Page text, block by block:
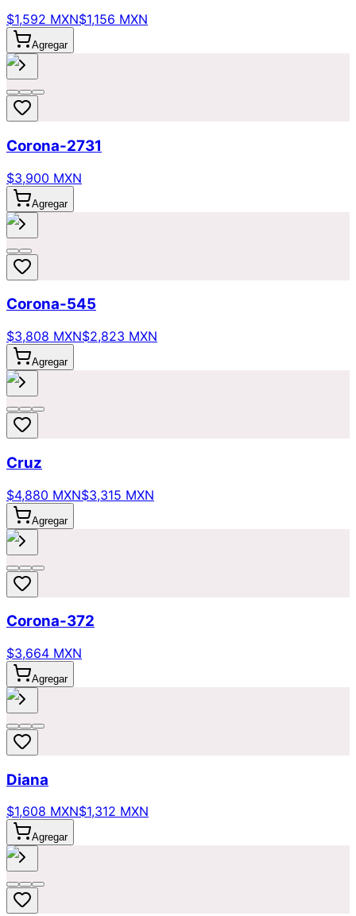
$1,592 MXN$1,156 MXN
Agregar
Corona-2731
$3,900 MXN
Agregar
Corona-545
$3,808 MXN$2,823 MXN
Agregar
Cruz
$4,880 MXN$3,315 MXN
Agregar
Corona-372
$3,664 MXN
Agregar
Diana
$1,608 MXN$1,312 MXN
Agregar